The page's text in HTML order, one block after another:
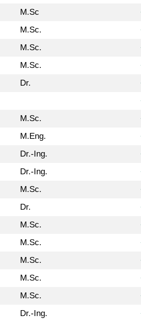
M.Sc
M.Sc.
M.Sc.
M.Sc.
Dr.
M.Sc.
M.Eng.
Dr.-Ing.
Dr.-Ing.
M.Sc.
Dr.
M.Sc.
M.Sc.
M.Sc.
M.Sc.
M.Sc.
Dr.-Ing.